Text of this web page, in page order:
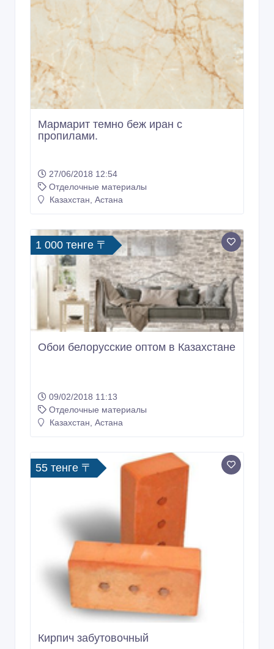
Мармарит темно беж иран с
пропилами.
27/06/2018 12:54
Отделочные материалы
Казахстан, Астана
1 000 тенге 〒
Обои белорусские оптом в Казахстане
09/02/2018 11:13
Отделочные материалы
Казахстан, Астана
55 тенге 〒
Кирпич забутовочный